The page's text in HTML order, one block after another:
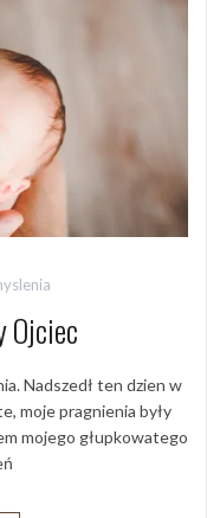
Ojciec
Nadszedł ten dzien w
moje pragnienia były
mojego głupkowatego